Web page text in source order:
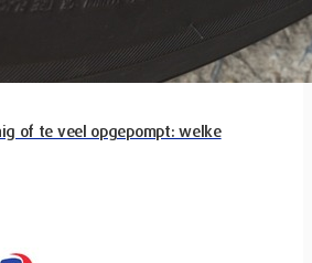
of te veel opgepompt: welke